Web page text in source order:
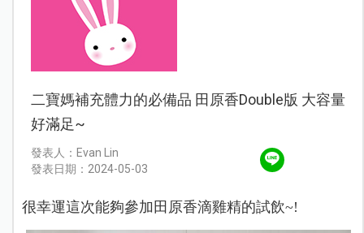
二寶媽補充體力的必備品 田原香Double版 大容量
好滿足~
發表人：Evan Lin
發表日期：2024-05-03
很幸運這次能夠參加田原香滴雞精的試飲~!